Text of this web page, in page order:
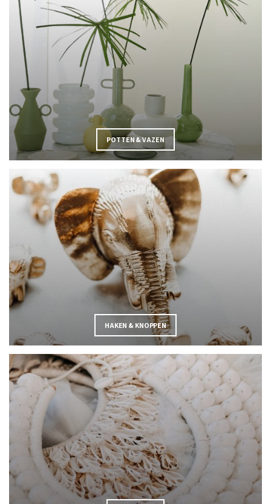
POTTEN & VAZEN
HAKEN & KNOPPEN